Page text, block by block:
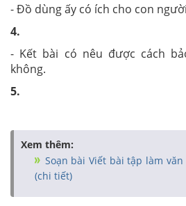
- Đồ dùng ấy có ích cho con
4.
- Kết bài có nêu được cách
không.
5.
Xem thêm:
Soạn bài Viết bài tập làm
(chi tiết)